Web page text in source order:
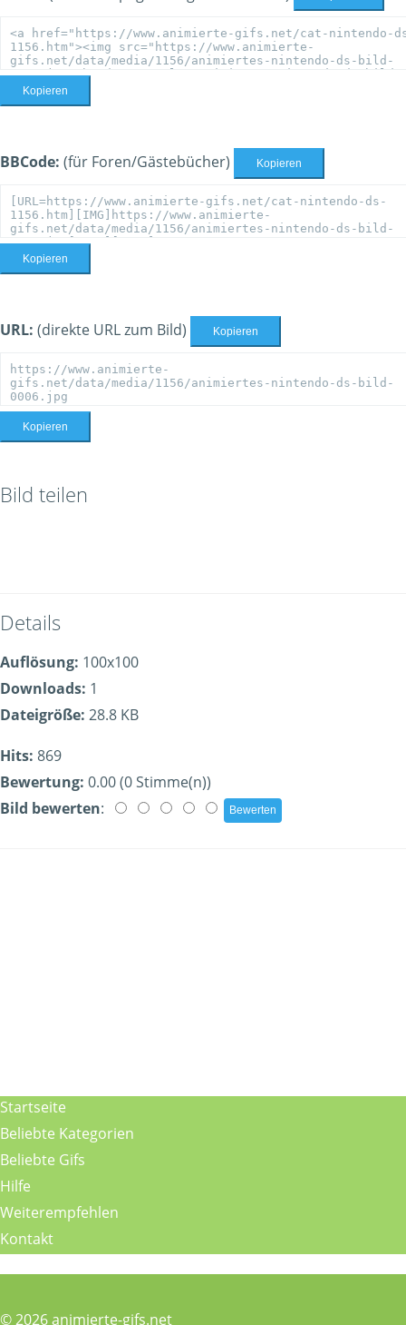
Kopieren
BBCode: (für Foren/Gästebücher) Kopieren
Kopieren
URL: (direkte URL zum Bild) Kopieren
Kopieren
Bild teilen
Details
Auflösung: 100x100
Downloads: 1
Dateigröße: 28.8 KB
Hits: 869
Bewertung: 0.00 (0 Stimme(n))
Bild bewerten:
Startseite
Beliebte Kategorien
Beliebte Gifs
Hilfe
Weiterempfehlen
Kontakt
© 2026 animierte-gifs.net